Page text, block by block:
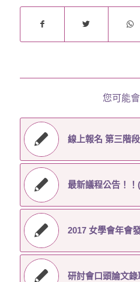
您可能
線上報名 第三階
最新議程公告！
2017 女學會年會
研討會口頭論文錄